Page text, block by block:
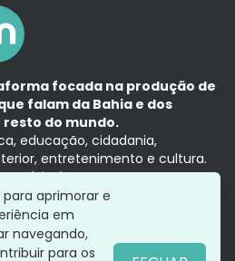
focada na produção de
falam da Bahia e dos
resto do mundo.
educação, cidadania,
entretenimento e cultura.
notícia é no tempo presente,
Aratu.
privacidade
aprimorar e
em
navegando,
para os